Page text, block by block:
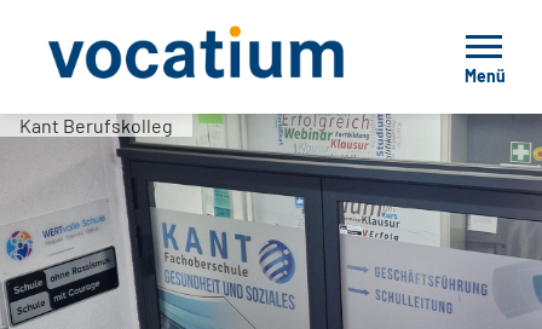
Menü
Kant Berufskolleg